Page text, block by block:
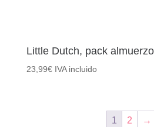
Little Dutch, pack
23,99€ IVA incluido
1 2
→